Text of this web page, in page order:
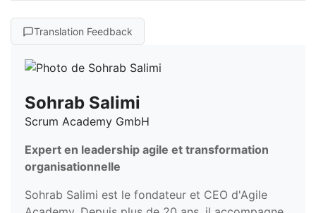
Translation Feedback
Sohrab Salimi
Scrum Academy GmbH
Expert en leadership agile et transformation
organisationnelle
Sohrab Salimi est le fondateur et CEO d'Agile